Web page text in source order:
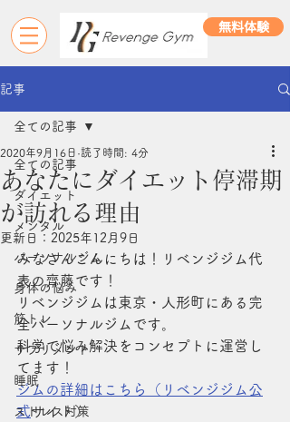
無料体験
記事
全ての記事
ダイエット
メンタル
パーソナルジム
身体の悩み
筋トレ
サプリメント
睡眠
ストレス対策
全ての記事
あなたにダイエット停滞期
が訪れる理由
2020年9月16日 読了時間: 4分
更新日： 2025年12月9日
みなさんこんにちは！リベンジジム代
表の齊藤です！
リベンジジムは東京・人形町にある完
全パーソナルジムです。
科学で悩み解決をコンセプトに運営し
てます！
ジムの詳細はこちら（リベンジジム公
式サイト）